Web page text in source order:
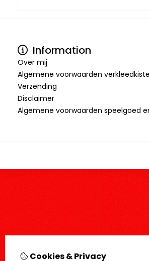
Information
Over mij
Algemene voorwaarden
Verzending
Disclaimer
Algemene voorwaarden speelgoed
Cookies & Privacy